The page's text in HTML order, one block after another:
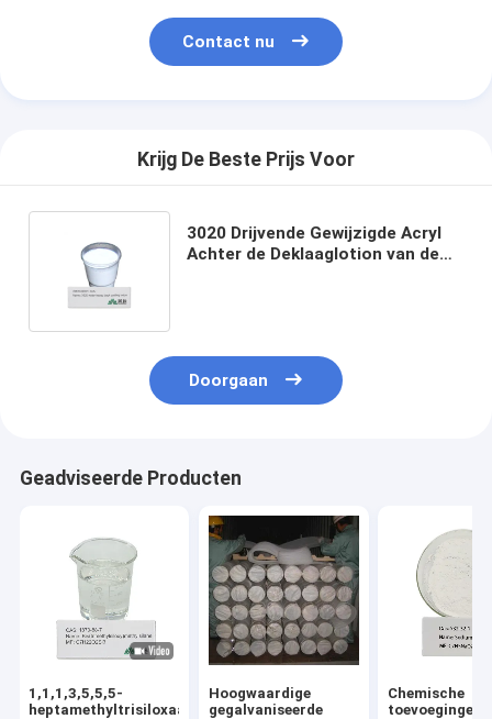
Contact nu
Krijg De Beste Prijs Voor
3020 Drijvende Gewijzigde Acryl
Achter de Deklaaglotion van de
Doorgaan
Geadviseerde Producten
1,1,1,3,5,5,5-
heptamethyltrisiloxaan
Hoogwaardige
gegalvaniseerde
Chemische
toevoegingen